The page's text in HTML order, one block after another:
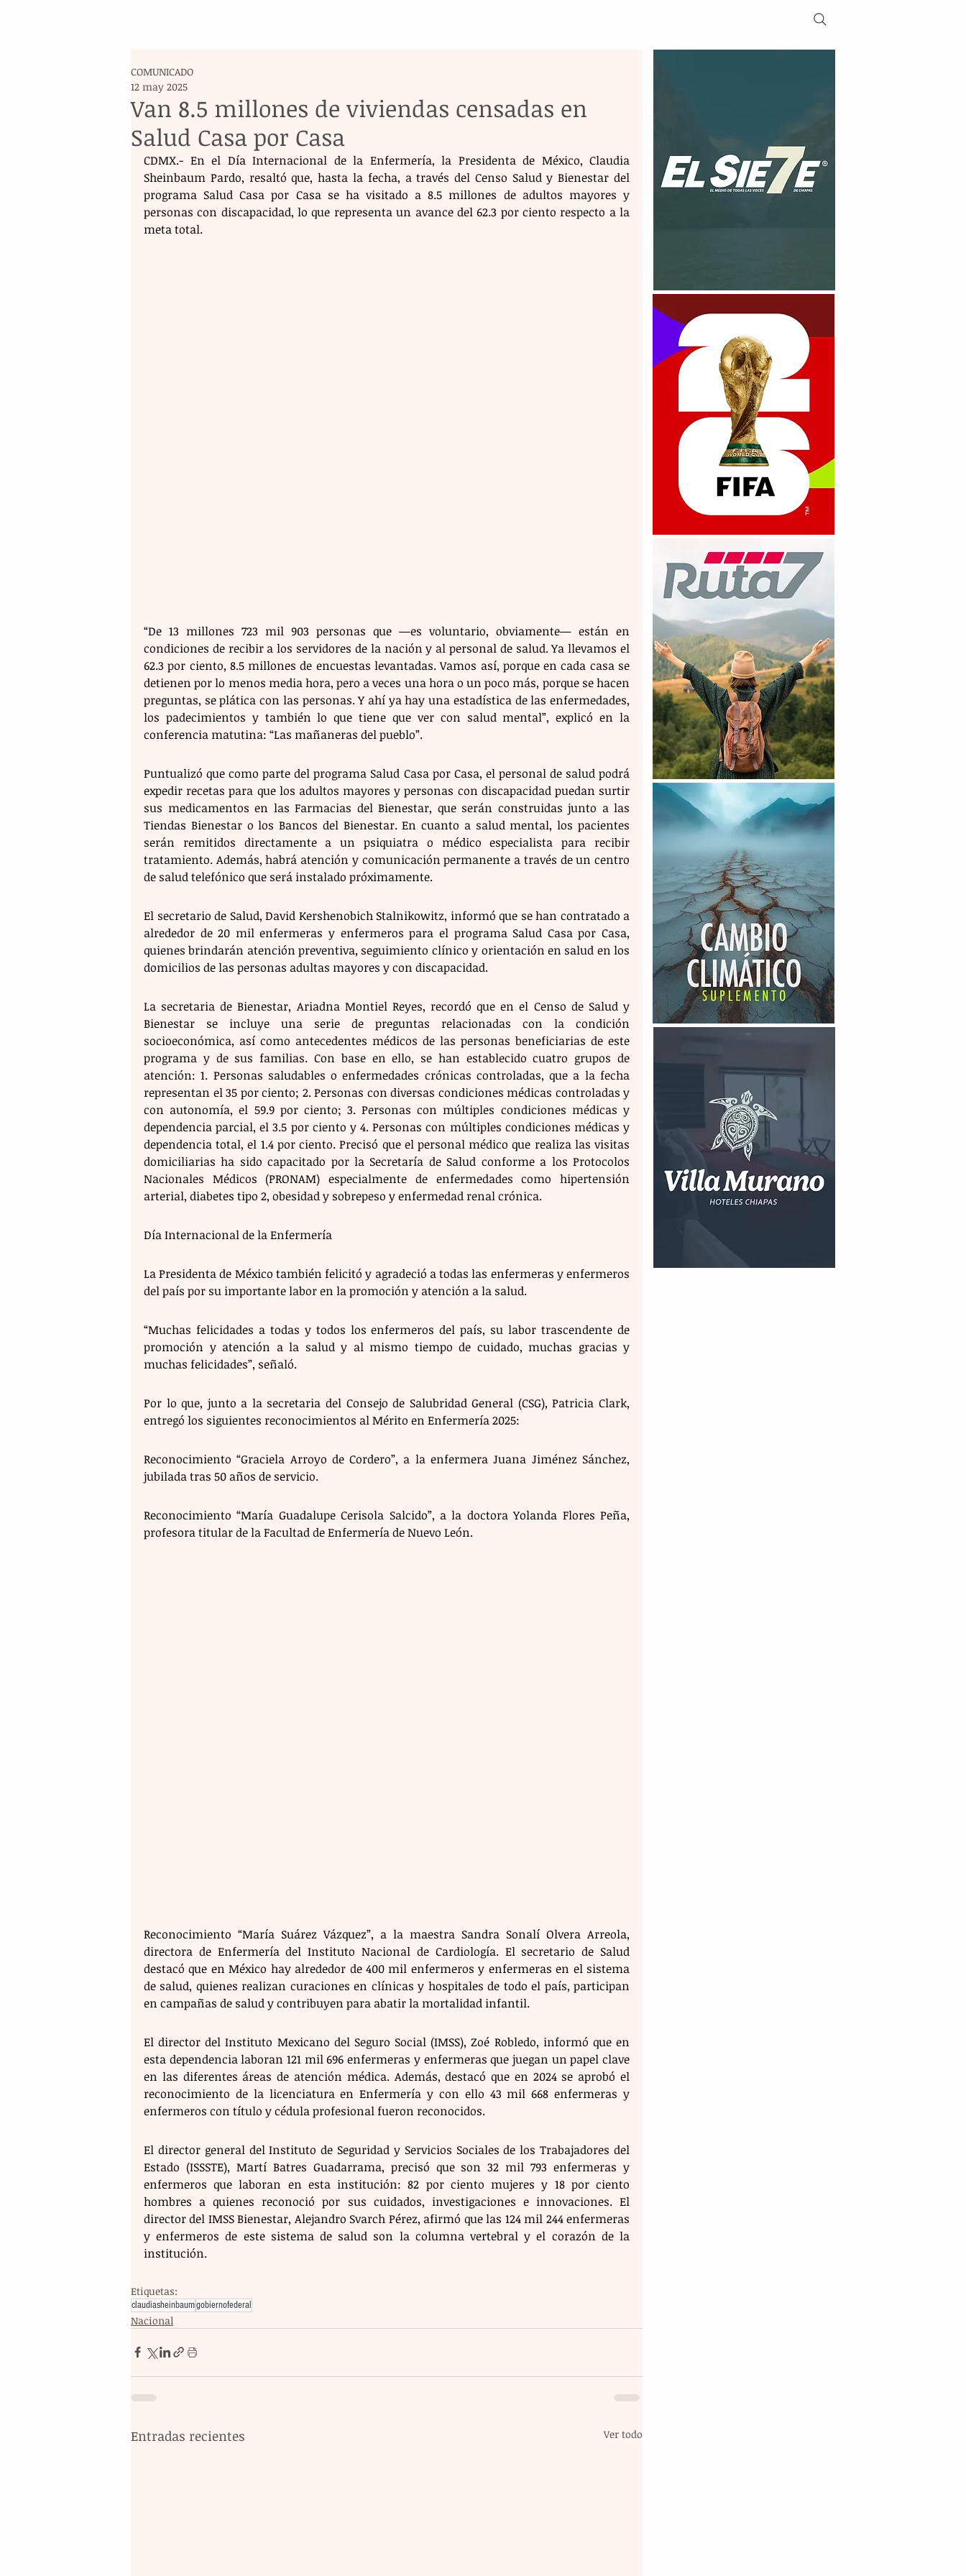
Van 8.5 millones de viviendas censadas en
Salud Casa por Casa
COMUNICADO
12 may 2025
CDMX.- En el Día Internacional de la Enfermería, la Presidenta de México, Claudia
Sheinbaum Pardo, resaltó que, hasta la fecha, a través del Censo Salud y Bienestar del
programa Salud Casa por Casa se ha visitado a 8.5 millones de adultos mayores y
personas con discapacidad, lo que representa un avance del 62.3 por ciento respecto a la
meta total.
“De 13 millones 723 mil 903 personas que —es voluntario, obviamente— están en
condiciones de recibir a los servidores de la nación y al personal de salud. Ya llevamos el
62.3 por ciento, 8.5 millones de encuestas levantadas. Vamos así, porque en cada casa se
detienen por lo menos media hora, pero a veces una hora o un poco más, porque se hacen
preguntas, se plática con las personas. Y ahí ya hay una estadística de las enfermedades,
los padecimientos y también lo que tiene que ver con salud mental”, explicó en la
conferencia matutina: “Las mañaneras del pueblo”.
Puntualizó que como parte del programa Salud Casa por Casa, el personal de salud podrá
expedir recetas para que los adultos mayores y personas con discapacidad puedan surtir
sus medicamentos en las Farmacias del Bienestar, que serán construidas junto a las
Tiendas Bienestar o los Bancos del Bienestar. En cuanto a salud mental, los pacientes
serán remitidos directamente a un psiquiatra o médico especialista para recibir
tratamiento. Además, habrá atención y comunicación permanente a través de un centro
de salud telefónico que será instalado próximamente.
El secretario de Salud, David Kershenobich Stalnikowitz, informó que se han contratado a
alrededor de 20 mil enfermeras y enfermeros para el programa Salud Casa por Casa,
quienes brindarán atención preventiva, seguimiento clínico y orientación en salud en los
domicilios de las personas adultas mayores y con discapacidad.
La secretaria de Bienestar, Ariadna Montiel Reyes, recordó que en el Censo de Salud y
Bienestar se incluye una serie de preguntas relacionadas con la condición
socioeconómica, así como antecedentes médicos de las personas beneficiarias de este
programa y de sus familias. Con base en ello, se han establecido cuatro grupos de
atención: 1. Personas saludables o enfermedades crónicas controladas, que a la fecha
representan el 35 por ciento; 2. Personas con diversas condiciones médicas controladas y
con autonomía, el 59.9 por ciento; 3. Personas con múltiples condiciones médicas y
dependencia parcial, el 3.5 por ciento y 4. Personas con múltiples condiciones médicas y
dependencia total, el 1.4 por ciento. Precisó que el personal médico que realiza las visitas
domiciliarias ha sido capacitado por la Secretaría de Salud conforme a los Protocolos
Nacionales Médicos (PRONAM) especialmente de enfermedades como hipertensión
arterial, diabetes tipo 2, obesidad y sobrepeso y enfermedad renal crónica.
Día Internacional de la Enfermería
La Presidenta de México también felicitó y agradeció a todas las enfermeras y enfermeros
del país por su importante labor en la promoción y atención a la salud.
“Muchas felicidades a todas y todos los enfermeros del país, su labor trascendente de
promoción y atención a la salud y al mismo tiempo de cuidado, muchas gracias y
muchas felicidades”, señaló.
Por lo que, junto a la secretaria del Consejo de Salubridad General (CSG), Patricia Clark,
entregó los siguientes reconocimientos al Mérito en Enfermería 2025:
Reconocimiento “Graciela Arroyo de Cordero”, a la enfermera Juana Jiménez Sánchez,
jubilada tras 50 años de servicio.
Reconocimiento “María Guadalupe Cerisola Salcido”, a la doctora Yolanda Flores Peña,
profesora titular de la Facultad de Enfermería de Nuevo León.
Reconocimiento “María Suárez Vázquez”, a la maestra Sandra Sonalí Olvera Arreola,
directora de Enfermería del Instituto Nacional de Cardiología. El secretario de Salud
destacó que en México hay alrededor de 400 mil enfermeros y enfermeras en el sistema
de salud, quienes realizan curaciones en clínicas y hospitales de todo el país, participan
en campañas de salud y contribuyen para abatir la mortalidad infantil.
El director del Instituto Mexicano del Seguro Social (IMSS), Zoé Robledo, informó que en
esta dependencia laboran 121 mil 696 enfermeras y enfermeras que juegan un papel clave
en las diferentes áreas de atención médica. Además, destacó que en 2024 se aprobó el
reconocimiento de la licenciatura en Enfermería y con ello 43 mil 668 enfermeras y
enfermeros con título y cédula profesional fueron reconocidos.
El director general del Instituto de Seguridad y Servicios Sociales de los Trabajadores del
Estado (ISSSTE), Martí Batres Guadarrama, precisó que son 32 mil 793 enfermeras y
enfermeros que laboran en esta institución: 82 por ciento mujeres y 18 por ciento
hombres a quienes reconoció por sus cuidados, investigaciones e innovaciones. El
director del IMSS Bienestar, Alejandro Svarch Pérez, afirmó que las 124 mil 244 enfermeras
y enfermeros de este sistema de salud son la columna vertebral y el corazón de la
institución.
Etiquetas:
claudiasheinbaumgobiernofederal
Nacional
Entradas recientes Ver todo